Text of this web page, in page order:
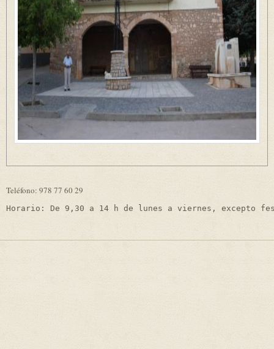
Teléfono: 978 77 60 29
Horario: De 9,30 a 14 h de lunes a viernes, excepto